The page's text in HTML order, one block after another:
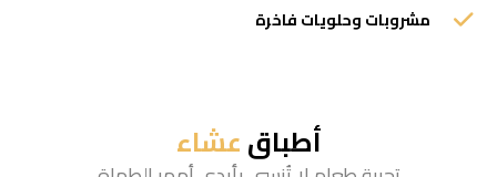
مشروبات وحلويات فاخرة
أطباقعشاء